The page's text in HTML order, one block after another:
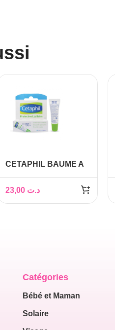
CETAPHIL BAUME A
د.ت
Catégories
Bébé et Maman
Solaire